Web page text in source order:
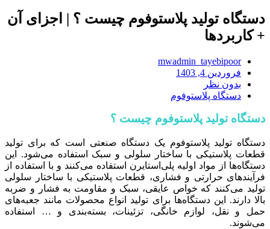
دستگاه تولید پلاستوفوم چیست ؟ | اجزای آن
+ کاربردها
mwadmin_tayebipoor
فروردین 4, 1403
بدون نظر
دستگاه پلاستوفوم
دستگاه تولید پلاستوفوم چیست ؟
دستگاه تولید پلاستوفوم یک دستگاه صنعتی است که برای تولید
قطعات پلاستیکی با ساختار سلولی و سبک استفاده می‌شود. این
دستگاه‌ها از مواد اولیه پلی‌استایرن استفاده می‌کنند و با استفاده از
فرآیند‌های حرارتی و فشاری، قطعات پلاستیکی با ساختار سلولی
تولید می‌کنند که خواص عایقی، سبک و مقاومت به فشار و ضربه
بالا دارند. این دستگاه‌ها برای تولید انواع محصولات مانند جعبه‌های
حمل و نقل، لوازم خانگی، تزئینات، بسته‌بندی و … استفاده
می‌شوند.